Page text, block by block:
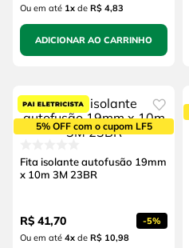
Ou em até 1xde R$ 4,83
ADICIONAR AO CARRINHO
5% OFF com o cupom LF5
Fita isolante autofusão 19mm
x 10m 3M 23BR
R$ 41,70 -5%
Ou em até 4xde R$ 10,98